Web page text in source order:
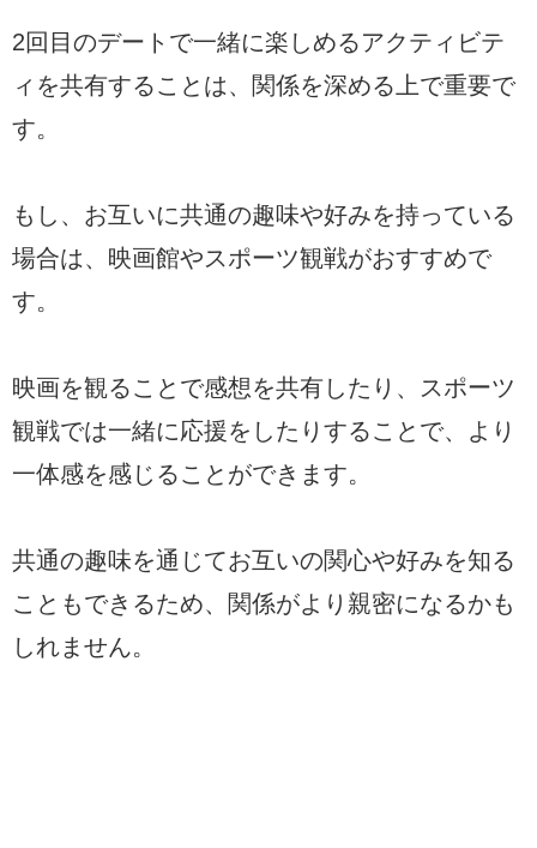
2回目のデートで一緒に楽しめるアクティビテ
ィを共有することは、関係を深める上で重要で
す。
もし、お互いに共通の趣味や好みを持っている
場合は、映画館やスポーツ観戦がおすすめで
す。
映画を観ることで感想を共有したり、スポーツ
観戦では一緒に応援をしたりすることで、より
一体感を感じることができます。
共通の趣味を通じてお互いの関心や好みを知る
こともできるため、関係がより親密になるかも
しれません。